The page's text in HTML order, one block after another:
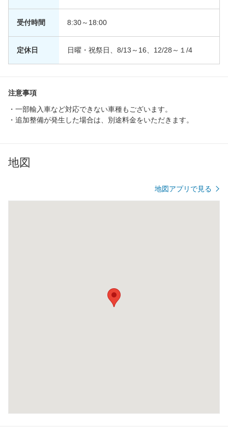
受付時間 8:30～18:00
定休日 日曜・祝祭日、8/13～16、12/28～１/4
注意事項
・一部輸入車など対応できない車種もございます。
・追加整備が発生した場合は、別途料金をいただきます。
地図
地図アプリで見る